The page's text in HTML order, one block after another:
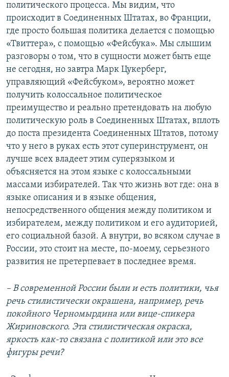
политического процесса. Мы видим, что
происходит в Соединенных Штатах, во Франции,
где просто большая политика делается с помощью
«Твиттера», с помощью «Фейсбука». Мы слышим
разговоры о том, что в сущности может быть еще
не сегодня, но завтра Марк Цукерберг,
управляющий «Фейсбуком», вероятно может
получить колоссальное политическое
преимущество и реально претендовать на любую
политическую роль в Соединенных Штатах, вплоть
до поста президента Соединенных Штатов, потому
что у него в руках есть этот суперинструмент, он
лучше всех владеет этим суперязыком и
объясняется на этом языке с колоссальными
массами избирателей. Так что жизнь вот где: она в
языке описания и в языке общения,
непосредственного общения между политиком и
избирателем, между политиком и его аудиторией,
его социальной базой. А внутри, во всяком случае в
России, это стоит на месте, по-моему, серьезного
развития не претерпевает в последнее время.
– В современной России были и есть политики, чья
речь стилистически окрашена, например, речь
покойного Черномырдина или вице-спикера
Жириновского. Эта стилистическая окраска,
яркость как-то связана с политикой или это все
фигуры речи?